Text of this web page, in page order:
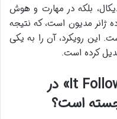
بلکه در مهارت و هوش
ژانر مدیون است، که نتیجه
این رویکرد، آن را به یکی
کرده است.
جایگاهی ماندگار: چرا «It Follows» در
است؟